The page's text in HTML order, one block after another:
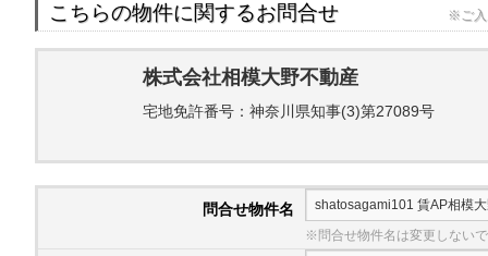
こちらの物件に関するお問合せ ※ご入
株式会社相模大野不動産
宅地免許番号：神奈川県知事(3)第27089号
問合せ物件名
※問合せ物件名は変更しない